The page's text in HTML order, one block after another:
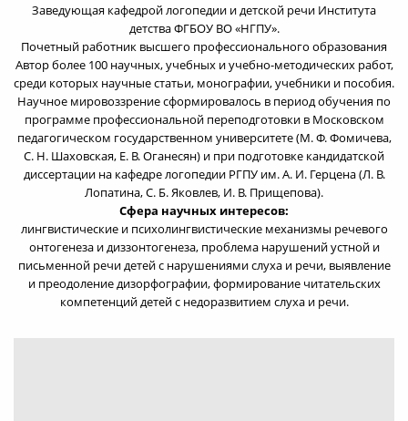
Заведующая кафедрой логопедии и детской речи Института
детства ФГБОУ ВО «НГПУ».
Почетный работник высшего профессионального образования
Автор более 100 научных, учебных и учебно-методических работ,
среди которых научные статьи, монографии, учебники и пособия.
Научное мировоззрение сформировалось в период обучения по
программе профессиональной переподготовки в Московском
педагогическом государственном университете (М. Ф. Фомичева,
С. Н. Шаховская, Е. В. Оганесян) и при подготовке кандидатской
диссертации на кафедре логопедии РГПУ им. А. И. Герцена (Л. В.
Лопатина, С. Б. Яковлев, И. В. Прищепова).
Сфера научных интересов:
лингвистические и психолингвистические механизмы речевого
онтогенеза и диззонтогенеза, проблема нарушений устной и
письменной речи детей с нарушениями слуха и речи, выявление
и преодоление дизорфографии, формирование читательских
компетенций детей с недоразвитием слуха и речи.